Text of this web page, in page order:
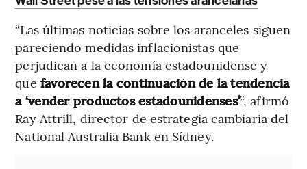
“Las últimas noticias sobre los aranceles siguen
pareciendo medidas inflacionistas que
perjudican a la economía estadounidense y
que favorecen la continuación de la tendencia
a ‘vender productos estadounidenses’“, afirmó
Ray Attrill, director de estrategia cambiaria del
National Australia Bank en Sídney.